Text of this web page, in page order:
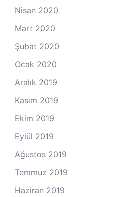
Nisan 2020
Mart 2020
Şubat 2020
Ocak 2020
Aralık 2019
Kasım 2019
Ekim 2019
Eylül 2019
Ağustos 2019
Temmuz 2019
Haziran 2019